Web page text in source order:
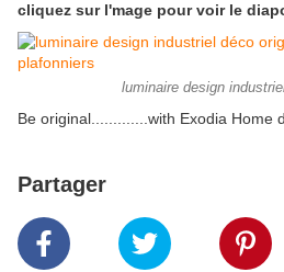
cliquez sur l'mage pour voir le
luminaire design
Be original.............with Exodia Home
Partager